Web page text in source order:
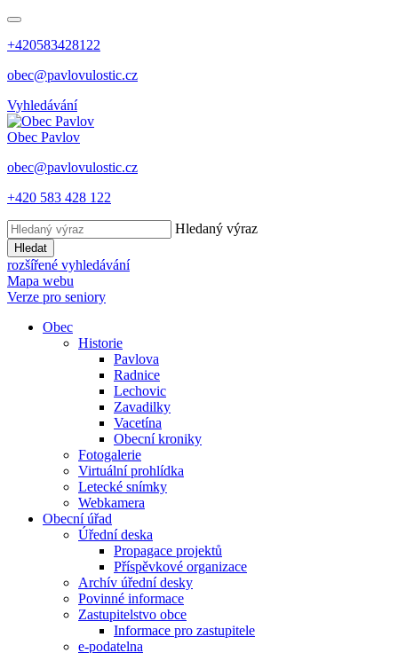
+420583428122
obec@pavlovulostic.cz
Vyhledávání
Obec Pavlov
obec@pavlovulostic.cz
+420 583 428 122
Hledaný výraz
Hledat
rozšířené vyhledávání
Mapa webu
Verze pro seniory
Obec
Historie
Pavlova
Radnice
Lechovic
Zavadilky
Vacetína
Obecní kroniky
Fotogalerie
Virtuální prohlídka
Letecké snímky
Webkamera
Obecní úřad
Úřední deska
Propagace projektů
Příspěvkové organizace
Archív úřední desky
Povinné informace
Zastupitelstvo obce
Informace pro zastupitele
e-podatelna